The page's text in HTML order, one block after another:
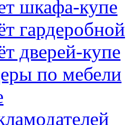
шкафа-купе
гардеробной
дверей-купе
по мебели